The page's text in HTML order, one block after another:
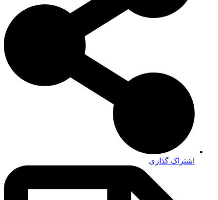
اشتراک گذاری